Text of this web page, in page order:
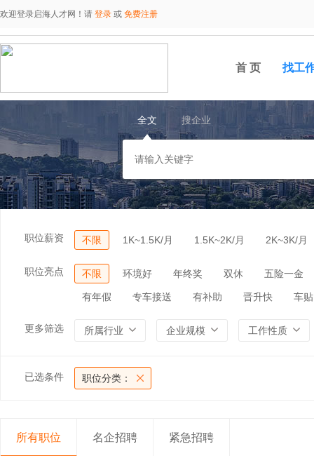
欢迎登录启海人才网！请 登录 或 免费注册
首 页 找工
全文 搜企业
职位薪资 不限 1K~1.5K/月 1.5K~2K/月 2K~3K/月
职位亮点 不限 环境好 年终奖 双休 五险一金
有年假 专车接送 有补助 晋升快 车贴
更多筛选 所属行业 企业规模 工作性质
已选条件 职位分类：
所有职位 名企招聘 紧急招聘